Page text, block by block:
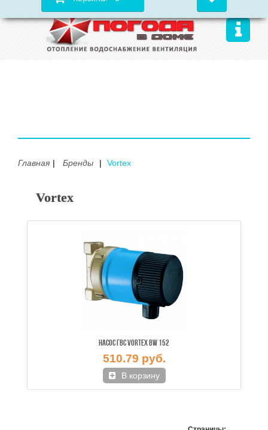
Главная Бренды Vortex
Vortex
НАСОС ГВС VORTEX BW 152
510.79 руб.
В корзину